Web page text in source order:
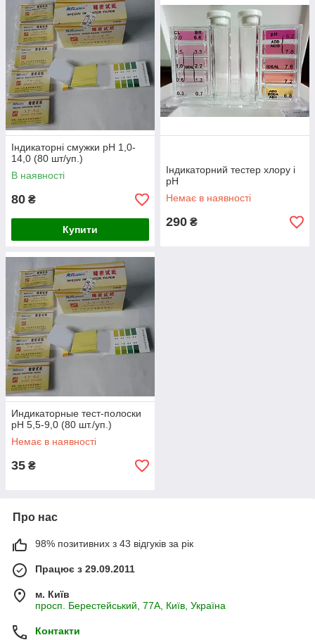
Індикаторні смужки рН 1,0-
14,0 (80 шт/уп.)
В наявності
80 ₴
Купити
Індикаторний тестер хлору і
рН
Немає в наявності
290 ₴
Индикаторные тест-полоски
рН 5,5-9,0 (80 шт./уп.)
Немає в наявності
35 ₴
Про нас
98% позитивних з 43 відгуків за рік
Працює з 29.09.2011
м. Київ
просп. Берестейський, 77А, Київ, Україна
Контакти